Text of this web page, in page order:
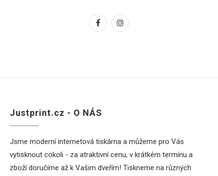
Justprint.cz - O NÁS
Jsme moderní internetová tiskárna a můžeme pro Vás
vytisknout cokoli - za atraktivní cenu, v krátkém termínu a
zboží doručíme až k Vašim dveřím! Tiskneme na různých